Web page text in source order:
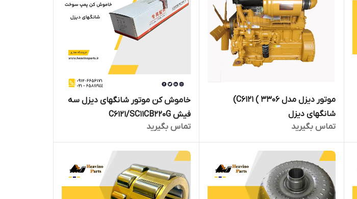
موتور دیزل مدل C6121 ( 3306)
شانگهای دیزل
تماس بگیرید
خاموش کن موتور شانگهای دیزل سه
فیش C6121/SC11CB220G
تماس بگیرید